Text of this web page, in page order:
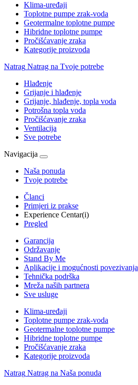
Klima-uređaji
Toplotne pumpe zrak-voda
Geotermalne toplotne pumpe
Hibridne toplotne pumpe
Pročišćavanje zraka
Kategorije proizvoda
Natrag Natrag na Tvoje potrebe
Hlađenje
Grijanje i hlađenje
Grijanje, hlađenje, topla voda
Potrošna topla voda
Pročišćavanje zraka
Ventilacija
Sve potrebe
Navigacija
Naša ponuda
Tvoje potrebe
Članci
Primjeri iz prakse
Experience Centar(i)
Pregled
Garancija
Održavanje
Stand By Me
Aplikacije i mogućnosti povezivanja
Tehnička podrška
Mreža naših partnera
Sve usluge
Klima-uređaji
Toplotne pumpe zrak-voda
Geotermalne toplotne pumpe
Hibridne toplotne pumpe
Pročišćavanje zraka
Kategorije proizvoda
Natrag Natrag na Naša ponuda